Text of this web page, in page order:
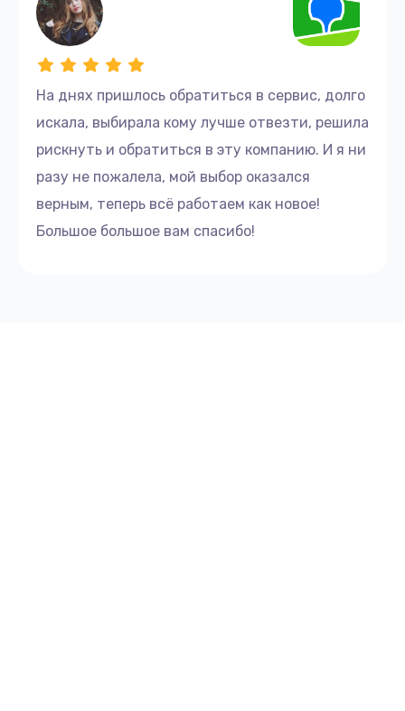
На днях пришлось обратиться в сервис, долго
искала, выбирала кому лучше отвезти, решила
рискнуть и обратиться в эту компанию. И я ни
разу не пожалела, мой выбор оказался
верным, теперь всё работаем как новое!
Большое большое вам спасибо!